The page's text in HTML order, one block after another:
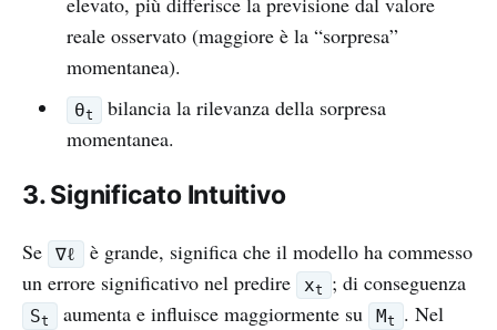
reale osservato (maggiore è la “sorpresa”
momentanea).
θt
bilancia la rilevanza della sorpresa
momentanea.
3. Significato Intuitivo
Se ∇ℓ
è grande, significa che il modello ha commesso
un errore significativo nel predire
xt ; di conseguenza
St aumenta e influisce maggiormente su Mt
. Nel